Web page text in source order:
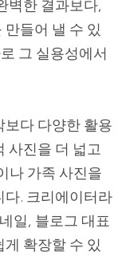
벽한 결과보다,
들어 낼 수 있
그 실용성에서
다 다양한 활용
사진을 더 넓고
나 가족 사진을
다. 크리에이터라
일, 블로그 대표
확장할 수 있